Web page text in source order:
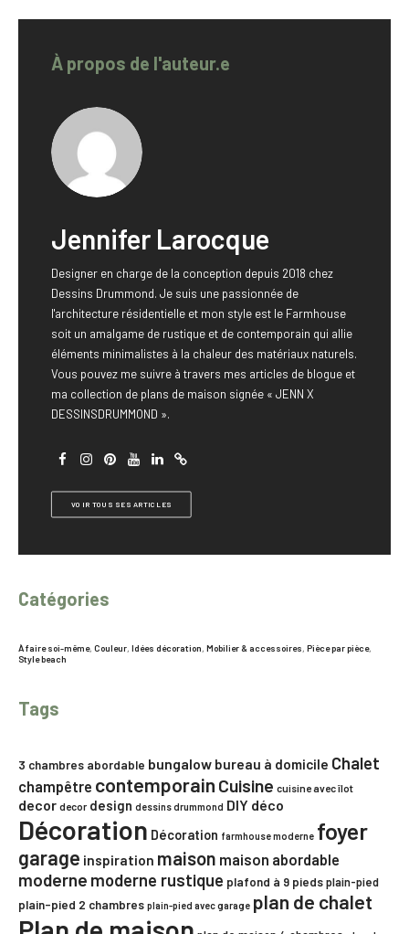
À propos de l'auteur.e
Jennifer Larocque
Designer en charge de la conception depuis 2018 chez
Dessins Drummond. Je suis une passionnée de
l'architecture résidentielle et mon style est le Farmhouse
soit un amalgame de rustique et de contemporain qui allie
éléments minimalistes à la chaleur des matériaux naturels.
Vous pouvez me suivre à travers mes articles de blogue et
ma collection de plans de maison signée « JENN X
DESSINSDRUMMOND ».
VOIR TOUS SES ARTICLES
Catégories
À faire soi-même, Couleur, Idées décoration, Mobilier & accessoires, Pièce par pièce,
Style beach
Tags
3 chambres abordable bungalow bureau à domicile Chalet
champêtre contemporain Cuisine cuisine avec îlot
decor decor design dessins drummond DIY déco
Décoration Décoration farmhouse moderne foyer
garage inspiration maison maison abordable
moderne moderne rustique plafond à 9 piedsplain-pied
plain-pied 2 chambres plain-pied avec garage plan de chalet